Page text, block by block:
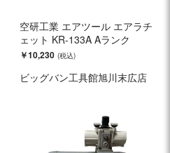
空研工業 エアツール エアラチ
ェット KR-133A Aランク
￥10,230
ビッグバン工具館旭川末広店